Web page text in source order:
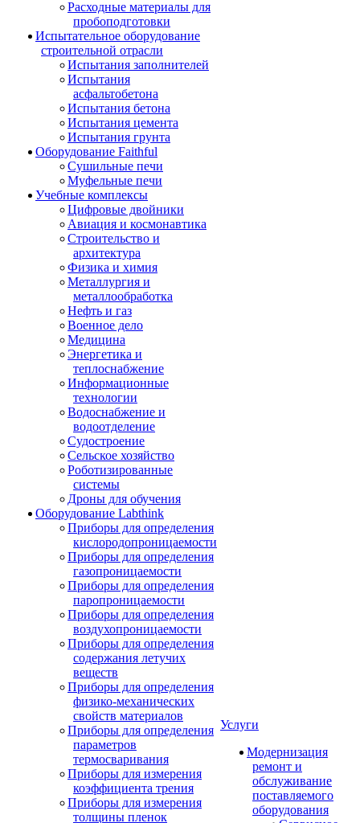
Расходные материалы для
пробоподготовки
Испытательное оборудование
строительной отрасли
Испытания заполнителей
Испытания
асфальтобетона
Испытания бетона
Испытания цемента
Испытания грунта
Оборудование Faithful
Сушильные печи
Муфельные печи
Учебные комплексы
Цифровые двойники
Авиация и космонавтика
Строительство и
архитектура
Физика и химия
Металлургия и
металлообработка
Нефть и газ
Военное дело
Медицина
Энергетика и
теплоснабжение
Информационные
технологии
Водоснабжение и
водоотделение
Судостроение
Сельское хозяйство
Роботизированные
системы
Дроны для обучения
Оборудование Labthink
Приборы для определения
кислородопроницаемости
Приборы для определения
газопроницаемости
Приборы для определения
паропроницаемости
Приборы для определения
воздухопроницаемости
Приборы для определения
содержания летучих
веществ
Приборы для определения
физико-механических
свойств материалов
Приборы для определения
параметров
термосваривания
Приборы для измерения
коэффициента трения
Приборы для измерения
толщины пленок
Услуги
Модернизация
ремонт и
обслуживание
поставляемого
оборудования